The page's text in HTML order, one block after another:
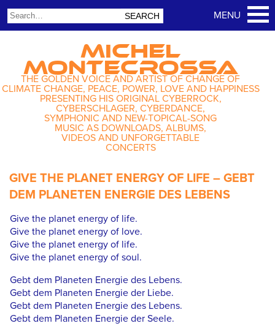
MICHEL
MONTECROSSA
THE GOLDEN VOICE AND ARTIST OF CHANGE OF
CLIMATE CHANGE, PEACE, POWER, LOVE AND HAPPINESS
PRESENTING HIS ORIGINAL CYBERROCK,
CYBERSCHLAGER, CYBERDANCE,
SYMPHONIC AND NEW-TOPICAL-SONG
MUSIC AS DOWNLOADS, ALBUMS,
VIDEOS AND UNFORGETTABLE
CONCERTS
GIVE THE PLANET ENERGY OF LIFE – GEBT
DEM PLANETEN ENERGIE DES LEBENS
Give the planet energy of life.
Give the planet energy of love.
Give the planet energy of life.
Give the planet energy of soul.
Gebt dem Planeten Energie des Lebens.
Gebt dem Planeten Energie der Liebe.
Gebt dem Planeten Energie des Lebens.
Gebt dem Planeten Energie der Seele.